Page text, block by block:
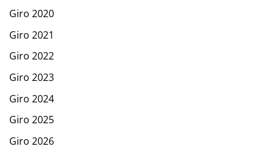
Giro 2020
Giro 2021
Giro 2022
Giro 2023
Giro 2024
Giro 2025
Giro 2026